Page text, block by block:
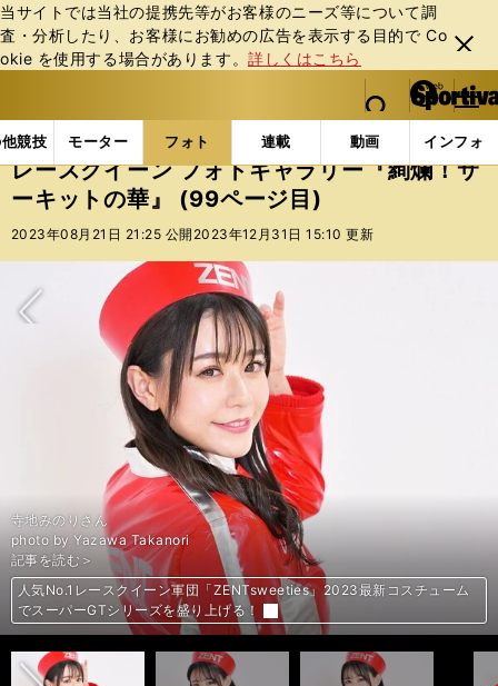
当サイトでは当社の提携先等がお客様のニーズ等について調
査・分析したり、お客様にお勧めの広告を表⽰する⽬的で Co
okie を使⽤する場合があります。詳しくはこちら
閉じ
る
web Sportiva (webスポルティーバ)
検索
マイペ
ー
ジ
メニュ
競技 モーター フォト 連載 動画 インフォ
b
ス
ポ
ル
バ
フォトギャラリー スポーツビーナスギャラリー レ
レースクイーン フォトギャラリー『絢爛！サ
ーキットの華』 (99ページ目)
2023年08月21日 21:25 公開 2023年12月31日 15:10 更新
photo by Yoshida Shigenobu
前編「DeNAチア、RIZINガール、ファッションモデル...19人のレースク
イーンがスーパーフォーミュラに集結！」＞＞
後編「伝説のトップレースクイーンやK-1ガールズも...19人のレースクイ
ーンがサーキットに華を添える！」＞＞
photo by Yoshida Shigenobu
前編「DeNAチア、RIZINガール、ファッションモデル...19人のレースク
イーンがスーパーフォーミュラに集結！」＞＞
後編「伝説のトップレースクイーンやK-1ガールズも...19人のレースクイ
ーンがサーキットに華を添える！」＞＞
photo by Yoshida Shigenobu
前編「DeNAチア、RIZINガール、ファッションモデル...19人のレースク
イーンがスーパーフォーミュラに集結！」＞＞
後編「伝説のトップレースクイーンやK-1ガールズも...19人のレースクイ
ーンがサーキットに華を添える！」＞＞
photo by Yoshida Shigenobu
前編「DeNAチア、RIZINガール、ファッションモデル...19人のレースク
イーンがスーパーフォーミュラに集結！」＞＞
後編「伝説のトップレースクイーンやK-1ガールズも...19人のレースクイ
ーンがサーキットに華を添える！」＞＞
photo by Yoshida Shigenobu
前編「DeNAチア、RIZINガール、ファッションモデル...19人のレースク
イーンがスーパーフォーミュラに集結！」＞＞
後編「伝説のトップレースクイーンやK-1ガールズも...19人のレースクイ
ーンがサーキットに華を添える！」＞＞
photo by Yoshida Shigenobu
前編「DeNAチア、RIZINガール、ファッションモデル...19人のレースク
イーンがスーパーフォーミュラに集結！」＞＞
後編「伝説のトップレースクイーンやK-1ガールズも...19人のレースクイ
ーンがサーキットに華を添える！」＞＞
photo by Yoshida Shigenobu
前編「DeNAチア、RIZINガール、ファッションモデル...19人のレースク
イーンがスーパーフォーミュラに集結！」＞＞
後編「伝説のトップレースクイーンやK-1ガールズも...19人のレースクイ
ーンがサーキットに華を添える！」＞＞
photo by Yoshida Shigenobu
前編「DeNAチア、RIZINガール、ファッションモデル...19人のレースク
イーンがスーパーフォーミュラに集結！」＞＞
後編「伝説のトップレースクイーンやK-1ガールズも...19人のレースクイ
ーンがサーキットに華を添える！」＞＞
photo by Yoshida Shigenobu
前編「DeNAチア、RIZINガール、ファッションモデル...19人のレースク
イーンがスーパーフォーミュラに集結！」＞＞
後編「伝説のトップレースクイーンやK-1ガールズも...19人のレースクイ
ーンがサーキットに華を添える！」＞＞
photo by Yoshida Shigenobu
前編「DeNAチア、RIZINガール、ファッションモデル...19人のレースク
イーンがスーパーフォーミュラに集結！」＞＞
後編「伝説のトップレースクイーンやK-1ガールズも...19人のレースクイ
ーンがサーキットに華を添える！」＞＞
photo by Yoshida Shigenobu
前編「DeNAチア、RIZINガール、ファッションモデル...19人のレースク
イーンがスーパーフォーミュラに集結！」＞＞
後編「伝説のトップレースクイーンやK-1ガールズも...19人のレースクイ
ーンがサーキットに華を添える！」＞＞
photo by Yoshida Shigenobu
前編「DeNAチア、RIZINガール、ファッションモデル...19人のレースク
イーンがスーパーフォーミュラに集結！」＞＞
後編「伝説のトップレースクイーンやK-1ガールズも...19人のレースクイ
ーンがサーキットに華を添える！」＞＞
photo by Yoshida Shigenobu
前編「DeNAチア、RIZINガール、ファッションモデル...19人のレースク
イーンがスーパーフォーミュラに集結！」＞＞
後編「伝説のトップレースクイーンやK-1ガールズも...19人のレースクイ
ーンがサーキットに華を添える！」＞＞
photo by Yoshida Shigenobu
前編「DeNAチア、RIZINガール、ファッションモデル...19人のレースク
イーンがスーパーフォーミュラに集結！」＞＞
後編「伝説のトップレースクイーンやK-1ガールズも...19人のレースクイ
ーンがサーキットに華を添える！」＞＞
photo by Yoshida Shigenobu
前編「DeNAチア、RIZINガール、ファッションモデル...19人のレースク
イーンがスーパーフォーミュラに集結！」＞＞
後編「伝説のトップレースクイーンやK-1ガールズも...19人のレースクイ
ーンがサーキットに華を添える！」＞＞
photo by Yoshida Shigenobu
前編「DeNAチア、RIZINガール、ファッションモデル...19人のレースク
イーンがスーパーフォーミュラに集結！」＞＞
後編「伝説のトップレースクイーンやK-1ガールズも...19人のレースクイ
ーンがサーキットに華を添える！」＞＞
photo by Yoshida Shigenobu
前編「DeNAチア、RIZINガール、ファッションモデル...19人のレースク
イーンがスーパーフォーミュラに集結！」＞＞
後編「伝説のトップレースクイーンやK-1ガールズも...19人のレースクイ
ーンがサーキットに華を添える！」＞＞
photo by Yoshida Shigenobu
前編「DeNAチア、RIZINガール、ファッションモデル...19人のレースク
イーンがスーパーフォーミュラに集結！」＞＞
後編「伝説のトップレースクイーンやK-1ガールズも...19人のレースクイ
ーンがサーキットに華を添える！」＞＞
photo by Yoshida Shigenobu
前編「DeNAチア、RIZINガール、ファッションモデル...19人のレースク
イーンがスーパーフォーミュラに集結！」＞＞
後編「伝説のトップレースクイーンやK-1ガールズも...19人のレースクイ
ーンがサーキットに華を添える！」＞＞
photo by Yoshida Shigenobu
前編「DeNAチア、RIZINガール、ファッションモデル...19人のレースク
イーンがスーパーフォーミュラに集結！」＞＞
後編「伝説のトップレースクイーンやK-1ガールズも...19人のレースクイ
ーンがサーキットに華を添える！」＞＞
photo by Yoshida Shigenobu
後編「伝説のトップレースクイーンやK-1ガールズも...19人のレースクイ
ーンがサーキットに華を添える！」＞＞
前編「DeNAチア、RIZINガール、ファッションモデル...19人のレースク
イーンがスーパーフォーミュラに集結！」＞＞
photo by Yoshida Shigenobu
後編「伝説のトップレースクイーンやK-1ガールズも...19人のレースクイ
ーンがサーキットに華を添える！」＞＞
前編「DeNAチア、RIZINガール、ファッションモデル...19人のレースク
イーンがスーパーフォーミュラに集結！」＞＞
photo by Yoshida Shigenobu
後編「伝説のトップレースクイーンやK-1ガールズも...19人のレースクイ
ーンがサーキットに華を添える！」＞＞
前編「DeNAチア、RIZINガール、ファッションモデル...19人のレースク
イーンがスーパーフォーミュラに集結！」＞＞
photo by Yoshida Shigenobu
後編「伝説のトップレースクイーンやK-1ガールズも...19人のレースクイ
ーンがサーキットに華を添える！」＞＞
前編「DeNAチア、RIZINガール、ファッションモデル...19人のレースク
イーンがスーパーフォーミュラに集結！」＞＞
photo by Yoshida Shigenobu
後編「伝説のトップレースクイーンやK-1ガールズも...19人のレースクイ
ーンがサーキットに華を添える！」＞＞
前編「DeNAチア、RIZINガール、ファッションモデル...19人のレースク
イーンがスーパーフォーミュラに集結！」＞＞
photo by Yoshida Shigenobu
後編「伝説のトップレースクイーンやK-1ガールズも...19人のレースクイ
ーンがサーキットに華を添える！」＞＞
前編「DeNAチア、RIZINガール、ファッションモデル...19人のレースク
イーンがスーパーフォーミュラに集結！」＞＞
photo by Yoshida Shigenobu
後編「伝説のトップレースクイーンやK-1ガールズも...19人のレースクイ
ーンがサーキットに華を添える！」＞＞
前編「DeNAチア、RIZINガール、ファッションモデル...19人のレースク
イーンがスーパーフォーミュラに集結！」＞＞
photo by Yoshida Shigenobu
後編「伝説のトップレースクイーンやK-1ガールズも...19人のレースクイ
ーンがサーキットに華を添える！」＞＞
前編「DeNAチア、RIZINガール、ファッションモデル...19人のレースク
イーンがスーパーフォーミュラに集結！」＞＞
photo by Yoshida Shigenobu
後編「伝説のトップレースクイーンやK-1ガールズも...19人のレースクイ
ーンがサーキットに華を添える！」＞＞
前編「DeNAチア、RIZINガール、ファッションモデル...19人のレースク
イーンがスーパーフォーミュラに集結！」＞＞
photo by Yoshida Shigenobu
後編「伝説のトップレースクイーンやK-1ガールズも...19人のレースクイ
ーンがサーキットに華を添える！」＞＞
前編「DeNAチア、RIZINガール、ファッションモデル...19人のレースク
イーンがスーパーフォーミュラに集結！」＞＞
photo by Yoshida Shigenobu
後編「伝説のトップレースクイーンやK-1ガールズも...19人のレースクイ
ーンがサーキットに華を添える！」＞＞
前編「DeNAチア、RIZINガール、ファッションモデル...19人のレースク
イーンがスーパーフォーミュラに集結！」＞＞
photo by Yoshida Shigenobu
後編「伝説のトップレースクイーンやK-1ガールズも...19人のレースクイ
ーンがサーキットに華を添える！」＞＞
前編「DeNAチア、RIZINガール、ファッションモデル...19人のレースク
イーンがスーパーフォーミュラに集結！」＞＞
photo by Yoshida Shigenobu
後編「伝説のトップレースクイーンやK-1ガールズも...19人のレースクイ
ーンがサーキットに華を添える！」＞＞
前編「DeNAチア、RIZINガール、ファッションモデル...19人のレースク
イーンがスーパーフォーミュラに集結！」＞＞
photo by Yoshida Shigenobu
後編「伝説のトップレースクイーンやK-1ガールズも...19人のレースクイ
ーンがサーキットに華を添える！」＞＞
前編「DeNAチア、RIZINガール、ファッションモデル...19人のレースク
イーンがスーパーフォーミュラに集結！」＞＞
photo by Yoshida Shigenobu
後編「伝説のトップレースクイーンやK-1ガールズも...19人のレースクイ
ーンがサーキットに華を添える！」＞＞
前編「DeNAチア、RIZINガール、ファッションモデル...19人のレースク
イーンがスーパーフォーミュラに集結！」＞＞
photo by Yoshida Shigenobu
後編「伝説のトップレースクイーンやK-1ガールズも...19人のレースクイ
ーンがサーキットに華を添える！」＞＞
前編「DeNAチア、RIZINガール、ファッションモデル...19人のレースク
イーンがスーパーフォーミュラに集結！」＞＞
photo by Yoshida Shigenobu
後編「伝説のトップレースクイーンやK-1ガールズも...19人のレースクイ
ーンがサーキットに華を添える！」＞＞
前編「DeNAチア、RIZINガール、ファッションモデル...19人のレースク
イーンがスーパーフォーミュラに集結！」＞＞
photo by Yoshida Shigenobu
後編「伝説のトップレースクイーンやK-1ガールズも...19人のレースクイ
ーンがサーキットに華を添える！」＞＞
前編「DeNAチア、RIZINガール、ファッションモデル...19人のレースク
イーンがスーパーフォーミュラに集結！」＞＞
夢にまで見たレースクイーンの頂点！名取くるみ「サーキットはディズニ
ーランドと同じくらい興奮する場所！」
夢にまで見たレースクイーンの頂点！名取くるみ「サーキットはディズニ
ーランドと同じくらい興奮する場所！」
夢にまで見たレースクイーンの頂点！名取くるみ「サーキットはディズニ
ーランドと同じくらい興奮する場所！」
夢にまで見たレースクイーンの頂点！名取くるみ「サーキットはディズニ
ーランドと同じくらい興奮する場所！」
夢にまで見たレースクイーンの頂点！名取くるみ「サーキットはディズニ
ーランドと同じくらい興奮する場所！」
夢にまで見たレースクイーンの頂点！名取くるみ「サーキットはディズニ
ーランドと同じくらい興奮する場所！」
夢にまで見たレースクイーンの頂点！名取くるみ「サーキットはディズニ
ーランドと同じくらい興奮する場所！」
夢にまで見たレースクイーンの頂点！名取くるみ「サーキットはディズニ
ーランドと同じくらい興奮する場所！」
夢にまで見たレースクイーンの頂点！名取くるみ「サーキットはディズニ
ーランドと同じくらい興奮する場所！」
夢にまで見たレースクイーンの頂点！名取くるみ「サーキットはディズニ
ーランドと同じくらい興奮する場所！」
夢にまで見たレースクイーンの頂点！名取くるみ「サーキットはディズニ
ーランドと同じくらい興奮する場所！」
夢にまで見たレースクイーンの頂点！名取くるみ「サーキットはディズニ
ーランドと同じくらい興奮する場所！」
夢にまで見たレースクイーンの頂点！名取くるみ「サーキットはディズニ
ーランドと同じくらい興奮する場所！」
夢にまで見たレースクイーンの頂点！名取くるみ「サーキットはディズニ
ーランドと同じくらい興奮する場所！」
夢にまで見たレースクイーンの頂点！名取くるみ「サーキットはディズニ
ーランドと同じくらい興奮する場所！」
夢にまで見たレースクイーンの頂点！名取くるみ「サーキットはディズニ
ーランドと同じくらい興奮する場所！」
夢にまで見たレースクイーンの頂点！名取くるみ「サーキットはディズニ
ーランドと同じくらい興奮する場所！」
夢にまで見たレースクイーンの頂点！名取くるみ「サーキットはディズニ
ーランドと同じくらい興奮する場所！」
夢にまで見たレースクイーンの頂点！名取くるみ「サーキットはディズニ
ーランドと同じくらい興奮する場所！」
夢にまで見たレースクイーンの頂点！名取くるみ「サーキットはディズニ
ーランドと同じくらい興奮する場所！」
夢にまで見たレースクイーンの頂点！名取くるみ「サーキットはディズニ
ーランドと同じくらい興奮する場所！」
夢にまで見たレースクイーンの頂点！名取くるみ「サーキットはディズニ
ーランドと同じくらい興奮する場所！」
夢にまで見たレースクイーンの頂点！名取くるみ「サーキットはディズニ
ーランドと同じくらい興奮する場所！」
夢にまで見たレースクイーンの頂点！名取くるみ「サーキットはディズニ
ーランドと同じくらい興奮する場所！」
夢にまで見たレースクイーンの頂点！名取くるみ「サーキットはディズニ
ーランドと同じくらい興奮する場所！」
夢にまで見たレースクイーンの頂点！名取くるみ「サーキットはディズニ
ーランドと同じくらい興奮する場所！」
夢にまで見たレースクイーンの頂点！名取くるみ「サーキットはディズニ
ーランドと同じくらい興奮する場所！」
夢にまで見たレースクイーンの頂点！名取くるみ「サーキットはディズニ
ーランドと同じくらい興奮する場所！」
夢にまで見たレースクイーンの頂点！名取くるみ「サーキットはディズニ
ーランドと同じくらい興奮する場所！」
夢にまで見たレースクイーンの頂点！名取くるみ「サーキットはディズニ
ーランドと同じくらい興奮する場所！」
夢にまで見たレースクイーンの頂点！名取くるみ「サーキットはディズニ
ーランドと同じくらい興奮する場所！」
夢にまで見たレースクイーンの頂点！名取くるみ「サーキットはディズニ
ーランドと同じくらい興奮する場所！」
夢にまで見たレースクイーンの頂点！名取くるみ「サーキットはディズニ
ーランドと同じくらい興奮する場所！」
夢にまで見たレースクイーンの頂点！名取くるみ「サーキットはディズニ
ーランドと同じくらい興奮する場所！」
夢にまで見たレースクイーンの頂点！名取くるみ「サーキットはディズニ
ーランドと同じくらい興奮する場所！」
夢にまで見たレースクイーンの頂点！名取くるみ「サーキットはディズニ
ーランドと同じくらい興奮する場所！」
夢にまで見たレースクイーンの頂点！名取くるみ「サーキットはディズニ
ーランドと同じくらい興奮する場所！」
夢にまで見たレースクイーンの頂点！名取くるみ「サーキットはディズニ
ーランドと同じくらい興奮する場所！」
夢にまで見たレースクイーンの頂点！名取くるみ「サーキットはディズニ
ーランドと同じくらい興奮する場所！」
夢にまで見たレースクイーンの頂点！名取くるみ「サーキットはディズニ
ーランドと同じくらい興奮する場所！」
夢にまで見たレースクイーンの頂点！名取くるみ「サーキットはディズニ
ーランドと同じくらい興奮する場所！」
夢にまで見たレースクイーンの頂点！名取くるみ「サーキットはディズニ
ーランドと同じくらい興奮する場所！」
夢にまで見たレースクイーンの頂点！名取くるみ「サーキットはディズニ
ーランドと同じくらい興奮する場所！」
人気No.1レースクイーン軍団「ZENTsweeties」2023最新コスチューム
でスーパーGTシリーズを盛り上げる！
人気No.1レースクイーン軍団「ZENTsweeties」2023最新コスチューム
でスーパーGTシリーズを盛り上げる！
人気No.1レースクイーン軍団「ZENTsweeties」2023最新コスチューム
でスーパーGTシリーズを盛り上げる！
人気No.1レースクイーン軍団「ZENTsweeties」2023最新コスチューム
でスーパーGTシリーズを盛り上げる！
人気No.1レースクイーン軍団「ZENTsweeties」2023最新コスチューム
でスーパーGTシリーズを盛り上げる！
人気No.1レースクイーン軍団「ZENTsweeties」2023最新コスチューム
でスーパーGTシリーズを盛り上げる！
人気No.1レースクイーン軍団「ZENTsweeties」2023最新コスチューム
でスーパーGTシリーズを盛り上げる！
人気No.1レースクイーン軍団「ZENTsweeties」2023最新コスチューム
でスーパーGTシリーズを盛り上げる！
人気No.1レースクイーン軍団「ZENTsweeties」2023最新コスチューム
でスーパーGTシリーズを盛り上げる！
人気No.1レースクイーン軍団「ZENTsweeties」2023最新コスチューム
でスーパーGTシリーズを盛り上げる！
人気No.1レースクイーン軍団「ZENTsweeties」2023最新コスチューム
でスーパーGTシリーズを盛り上げる！
人気No.1レースクイーン軍団「ZENTsweeties」2023最新コスチューム
でスーパーGTシリーズを盛り上げる！
人気No.1レースクイーン軍団「ZENTsweeties」2023最新コスチューム
でスーパーGTシリーズを盛り上げる！
人気No.1レースクイーン軍団「ZENTsweeties」2023最新コスチューム
でスーパーGTシリーズを盛り上げる！
人気No.1レースクイーン軍団「ZENTsweeties」2023最新コスチューム
でスーパーGTシリーズを盛り上げる！
人気No.1レースクイーン軍団「ZENTsweeties」2023最新コスチューム
でスーパーGTシリーズを盛り上げる！
人気No.1レースクイーン軍団「ZENTsweeties」2023最新コスチューム
でスーパーGTシリーズを盛り上げる！
寺地みのりさん
photo by Yazawa Takanori
記事を読む＞
人気No.1レースクイーン軍団「ZENTsweeties」2023最新コスチューム
でスーパーGTシリーズを盛り上げる！
人気No.1レースクイーン軍団「ZENTsweeties」2023最新コスチューム
でスーパーGTシリーズを盛り上げる！
人気No.1レースクイーン軍団「ZENTsweeties」2023最新コスチューム
でスーパーGTシリーズを盛り上げる！
人気No.1レースクイーン軍団「ZENTsweeties」2023最新コスチューム
でスーパーGTシリーズを盛り上げる！
人気No.1レースクイーン軍団「ZENTsweeties」2023最新コスチューム
でスーパーGTシリーズを盛り上げる！
人気No.1レースクイーン軍団「ZENTsweeties」2023最新コスチューム
でスーパーGTシリーズを盛り上げる！
人気No.1レースクイーン軍団「ZENTsweeties」2023最新コスチューム
でスーパーGTシリーズを盛り上げる！
人気No.1レースクイーン軍団「ZENTsweeties」2023最新コスチューム
でスーパーGTシリーズを盛り上げる！
人気No.1レースクイーン軍団「ZENTsweeties」2023最新コスチューム
でスーパーGTシリーズを盛り上げる！
人気No.1レースクイーン軍団「ZENTsweeties」2023最新コスチューム
でスーパーGTシリーズを盛り上げる！
前へ